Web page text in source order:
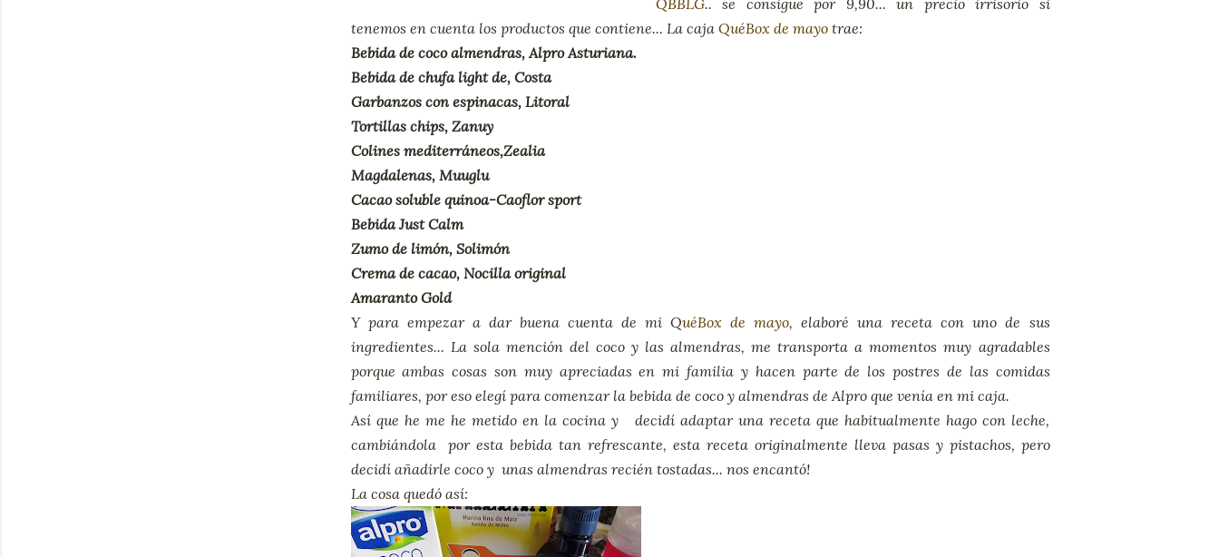
tenemos en cuenta los productos que contiene... La caja QuéBox de mayotrae:
Bebida de coco almendras, Alpro Asturiana.
Bebida de chufa light de, Costa
Garbanzos con espinacas, Litoral
Tortillas chips, Zanuy
Colines mediterráneos,Zealia
Magdalenas, Muuglu
Cacao soluble quinoa-Caoflor sport
Bebida Just Calm
Zumo de limón, Solimón
Crema de cacao, Nocilla original
Amaranto Gold
Y para empezar a dar buena cuenta de mi QuéBox de mayo, elaboré una receta con uno de sus
ingredientes... La sola mención del coco y las almendras, me transporta a momentos muy agradables
porque ambas cosas son muy apreciadas en mi familia y hacen parte de los postres de las comidas
familiares, por eso elegí para comenzar la bebida de coco y almendras de Alpro que venía en mi caja.
Así que he me he metido en la cocina y decidí adaptar una receta que habitualmente hago con leche,
cambiándola por esta bebida tan refrescante, esta receta originalmente lleva pasas y pistachos, pero
decidí añadirle coco y unas almendras recién tostadas... nos encantó!
La cosa quedó así: